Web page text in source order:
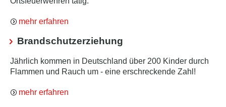
mehr erfahren
Brandschutzerziehung
Jährlich kommen in Deutschland über 200 Kinder durch
Flammen und Rauch um - eine erschreckende Zahl!
mehr erfahren